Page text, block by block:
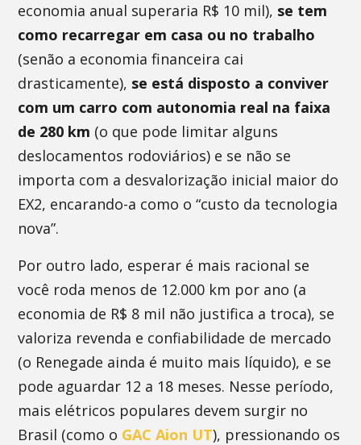
economia anual superaria R$ 10 mil), se tem
como recarregar em casa ou no trabalho
(senão a economia financeira cai
drasticamente), se está disposto a conviver
com um carro com autonomia real na faixa
de 280 km (o que pode limitar alguns
deslocamentos rodoviários) e se não se
importa com a desvalorização inicial maior do
EX2, encarando-a como o “custo da tecnologia
nova”.
Por outro lado, esperar é mais racional se
você roda menos de 12.000 km por ano (a
economia de R$ 8 mil não justifica a troca), se
valoriza revenda e confiabilidade de mercado
(o Renegade ainda é muito mais líquido), e se
pode aguardar 12 a 18 meses. Nesse período,
mais elétricos populares devem surgir no
Brasil (como o GAC Aion UT), pressionando os